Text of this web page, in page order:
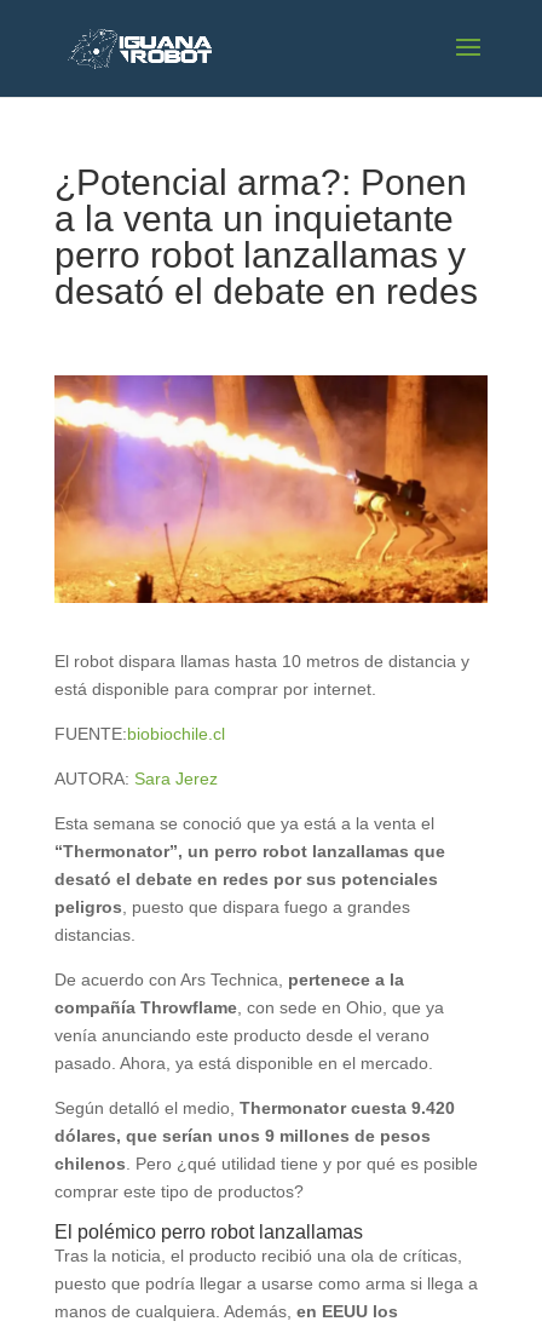
¿Potencial arma?: Ponen
a la venta un inquietante
perro robot lanzallamas y
desató el debate en redes
El robot dispara llamas hasta 10 metros de distancia y
está disponible para comprar por internet.
FUENTE:biobiochile.cl
AUTORA: Sara Jerez
Esta semana se conoció que ya está a la venta el
“Thermonator”, un perro robot lanzallamas que
desató el debate en redes por sus potenciales
peligros , puesto que dispara fuego a grandes
distancias.
De acuerdo con Ars Technica, pertenece a la
compañía Throwflame, con sede en Ohio, que ya
venía anunciando este producto desde el verano
pasado. Ahora, ya está disponible en el mercado.
Según detalló el medio, Thermonator cuesta 9.420
dólares, que serían unos 9 millones de pesos
chilenos . Pero ¿qué utilidad tiene y por qué es posible
comprar este tipo de productos?
El polémico perro robot lanzallamas
Tras la noticia, el producto recibió una ola de críticas,
puesto que podría llegar a usarse como arma si llega a
manos de cualquiera. Además, en EEUU los